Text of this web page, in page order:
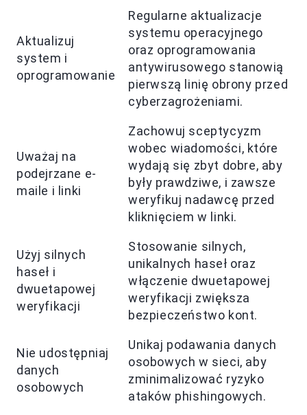
Aktualizuj
system i
oprogramowanie
Regularne aktualizacje
systemu operacyjnego
oraz oprogramowania
antywirusowego stanowią
pierwszą linię obrony przed
cyberzagrożeniami.
Uważaj na
podejrzane e-
maile i linki
Zachowuj sceptycyzm
wobec wiadomości, które
wydają się zbyt dobre, aby
były prawdziwe, i zawsze
weryfikuj nadawcę przed
kliknięciem w linki.
Użyj silnych
haseł i
dwuetapowej
weryfikacji
Stosowanie silnych,
unikalnych haseł oraz
włączenie dwuetapowej
weryfikacji zwiększa
bezpieczeństwo kont.
Nie udostępniaj
danych
osobowych
Unikaj podawania danych
osobowych w sieci, aby
zminimalizować ryzyko
ataków phishingowych.